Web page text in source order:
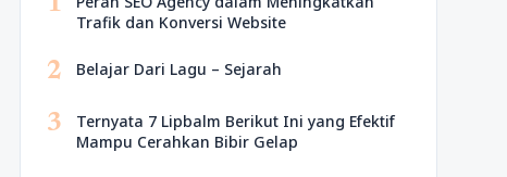
Trafik dan Konversi Website
2 Belajar Dari Lagu – Sejarah
3
Ternyata 7 Lipbalm Berikut Ini yang Efektif
Mampu Cerahkan Bibir Gelap